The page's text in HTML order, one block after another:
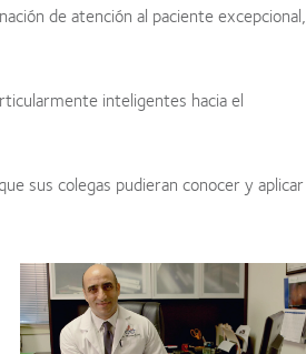
de atención al paciente excepcional,
inteligentes hacia el
sus colegas pudieran conocer y aplicar